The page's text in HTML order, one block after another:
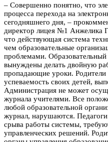
– Совершенно понятно, что
процесса перехода на
сегодняшнего дня, –
директор лицея №1 Анжелика
что действующая система
чем образовательные
проблемами.
вынуждены делать двойную
пропадающие уроки. Родители
успеваемость своих детей,
Администрация не может
журнала учителями. Все
любой образовательной
журнал, нарушаются.
срыва работы системы,
управленческих решений.